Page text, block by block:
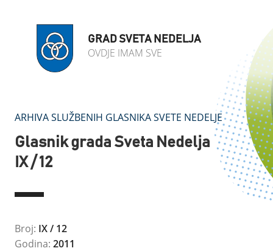
GRAD SVETA NEDELJA
OVDJE IMAM SVE
ARHIVA SLUŽBENIH GLASNIKA SVETE NEDELJE
Glasnik grada Sveta Nedelja
IX / 12
Broj: IX / 12
Godina: 2011